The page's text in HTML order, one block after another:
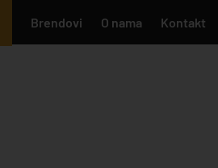
Brendovi O nama Kontakt